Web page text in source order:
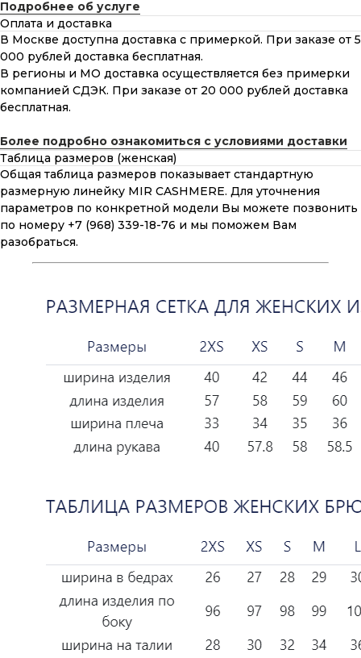
Подробнее об услуге
Оплата и доставка
В Москве доступна доставка с примеркой. При заказе от 5
000 рублей доставка бесплатная.
В регионы и МО доставка осуществляется без примерки
компанией СДЭК. При заказе от 20 000 рублей доставка
бесплатная.
Более подробно ознакомиться с условиями доставки
Таблица размеров (женская)
Общая таблица размеров показывает стандартную
размерную линейку MIR CASHMERE. Для уточнения
параметров по конкретной модели Вы можете позвонить
по номеру +7 (968) 339-18-76 и мы поможем Вам
разобраться.